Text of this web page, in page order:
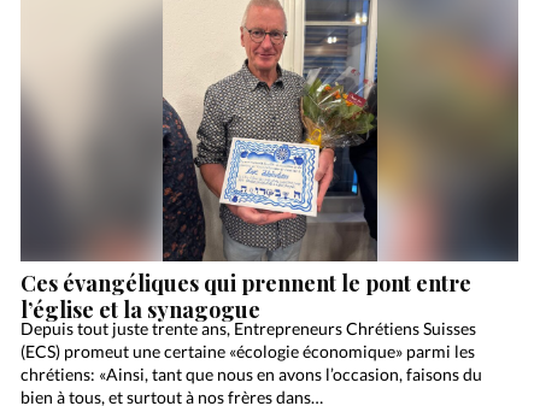
Ces évangéliques qui prennent le pont entre
l’église et la synagogue
Depuis tout juste trente ans, Entrepreneurs Chrétiens Suisses
(ECS) promeut une certaine «écologie économique» parmi les
chrétiens: «Ainsi, tant que nous en avons l’occasion, faisons du
bien à tous, et surtout à nos frères dans…